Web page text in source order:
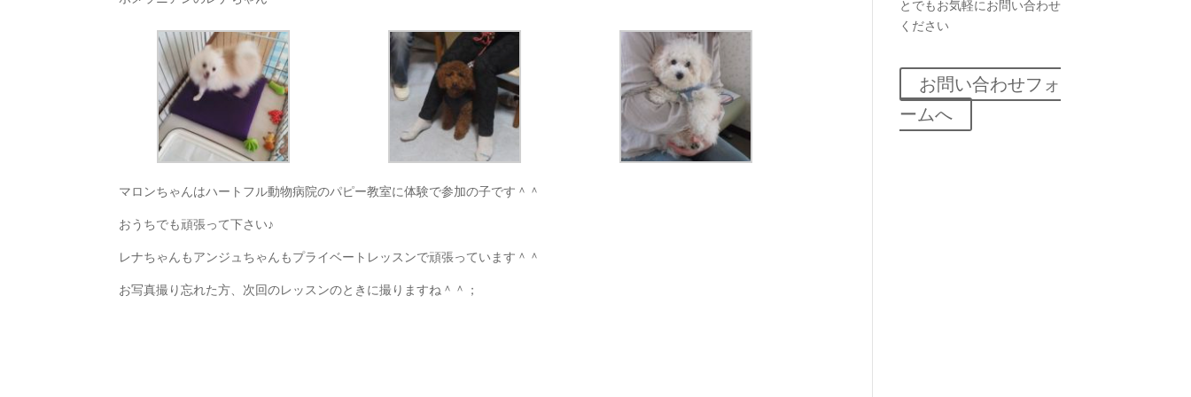
マロンちゃんはハートフル動物病院のパピー教室に体験で参加の子です＾＾
おうちでも頑張って下さい♪
レナちゃんもアンジュちゃんもプライベートレッスンで頑張っています＾＾
お写真撮り忘れた方、次回のレッスンのときに撮りますね＾＾；
とでもお気軽にお問い合わせ
ください
お問い合わせフォ
ームへ